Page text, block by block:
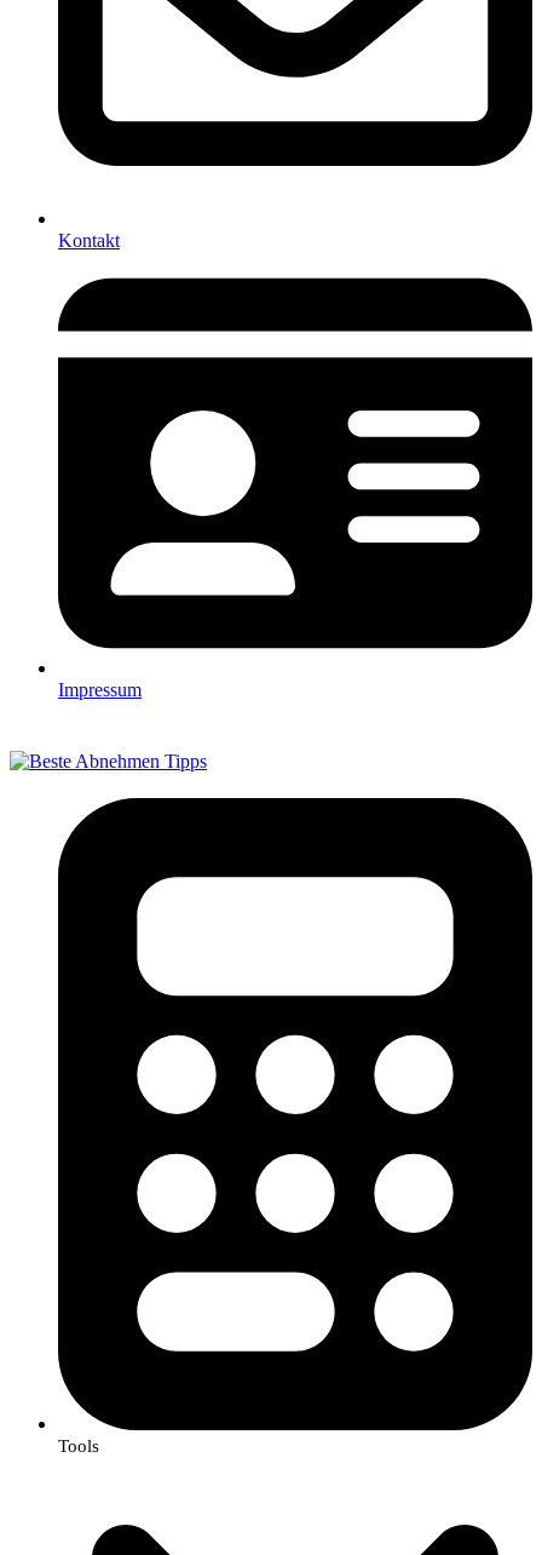
Kontakt
Impressum
Tools